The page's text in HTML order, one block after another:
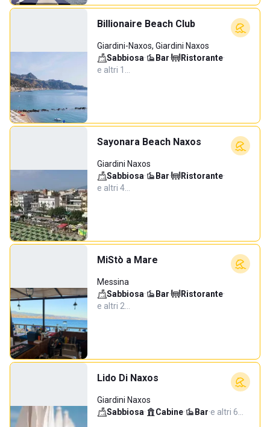
Billionaire Beach Club
Giardini-Naxos, Giardini Naxos
Sabbiosa· Bar· Ristorante·
e altri 1…
Sayonara Beach Naxos
Giardini Naxos
Sabbiosa· Bar· Ristorante·
e altri 4…
MiStò a Mare
Messina
Sabbiosa· Bar· Ristorante·
e altri 2…
Lido Di Naxos
Giardini Naxos
Sabbiosa· Cabine· Bar·e altri 6…